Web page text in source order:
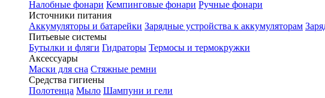
Налобные фонари Кемпинговые фонари Ручные фонари
Источники питания
Аккумуляторы и батарейки Зарядные устройства к аккумуляторам
Питьевые системы
Бутылки и фляги Гидраторы Термосы и термокружки
Аксессуары
Маски для сна Стяжные ремни
Средства гигиены
Полотенца Мыло Шампуни и гели